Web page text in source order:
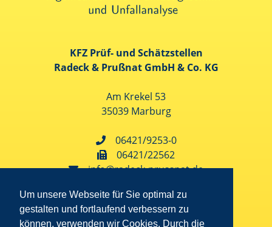
Um unsere Webseite für Sie optimal zu
gestalten und fortlaufend verbessern zu
können, verwenden wir Cookies. Durch die
KFZ Prüf- und Schätzstellen
Radeck & Prußnat GmbH & Co. KG
Am Krekel 53
35039 Marburg
06421/9253-0
06421/22562
info@radeck-prussnat.de